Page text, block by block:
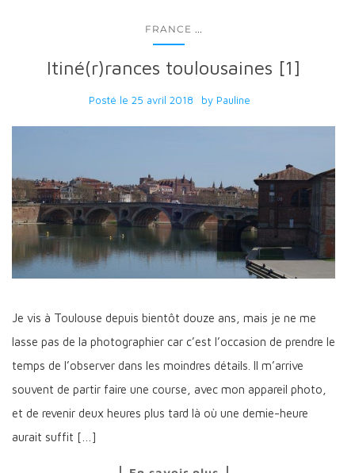
FRANCE
Itiné(r)rances toulousaines [1]
Posté le 25 avril 2018 by Pauline
Je vis à Toulouse depuis bientôt douze ans, mais je ne me
lasse pas de la photographier car c’est l’occasion de prendre le
temps de l’observer dans les moindres détails. Il m’arrive
souvent de partir faire une course, avec mon appareil photo,
et de revenir deux heures plus tard là où une demie-heure
aurait suffit […]